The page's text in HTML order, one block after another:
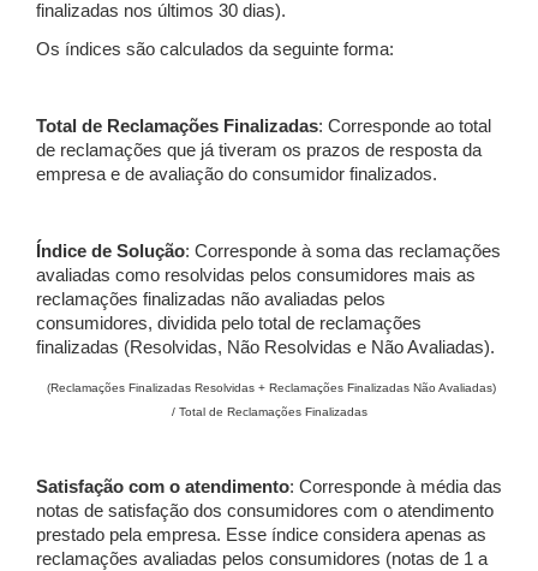
finalizadas nos últimos 30 dias).
Os índices são calculados da seguinte forma:
Total de Reclamações Finalizadas: Corresponde ao total
de reclamações que já tiveram os prazos de resposta da
empresa e de avaliação do consumidor finalizados.
Índice de Solução: Corresponde à soma das reclamações
avaliadas como resolvidas pelos consumidores mais as
reclamações finalizadas não avaliadas pelos
consumidores, dividida pelo total de reclamações
finalizadas (Resolvidas, Não Resolvidas e Não Avaliadas).
(Reclamações Finalizadas Resolvidas + Reclamações Finalizadas Não Avaliadas)
/ Total de Reclamações Finalizadas
Satisfação com o atendimento: Corresponde à média das
notas de satisfação dos consumidores com o atendimento
prestado pela empresa. Esse índice considera apenas as
reclamações avaliadas pelos consumidores (notas de 1 a